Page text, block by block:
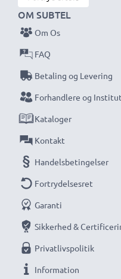
OM SUBTEL
Om Os
FAQ
Betaling og Levering
Forhandlere og
Kataloger
Kontakt
Handelsbetingelser
Fortrydelsesret
Garanti
Sikkerhed &
Privatlivspolitik
Information